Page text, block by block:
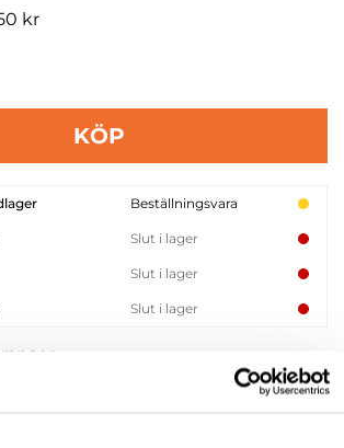
kr
KÖP
Beställningsvara
Slut i lager
Slut i lager
Slut i lager